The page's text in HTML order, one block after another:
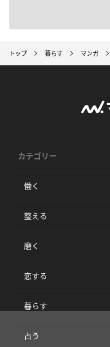
トップ 暮らす マンガ
カテゴリー
働く
整える
磨く
恋する
暮らす
占う